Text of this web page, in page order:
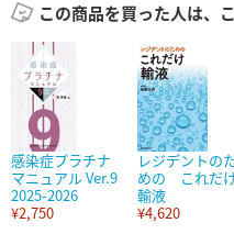
この商品を買った人は、
感染症プラチナ
マニュアル Ver.9
2025-2026
¥2,750
レジデントの
めの これだ
輸液
¥4,620